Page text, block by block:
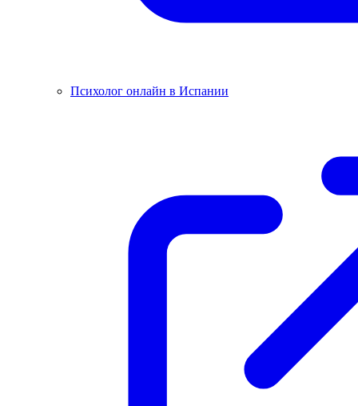
Психолог онлайн в Испании